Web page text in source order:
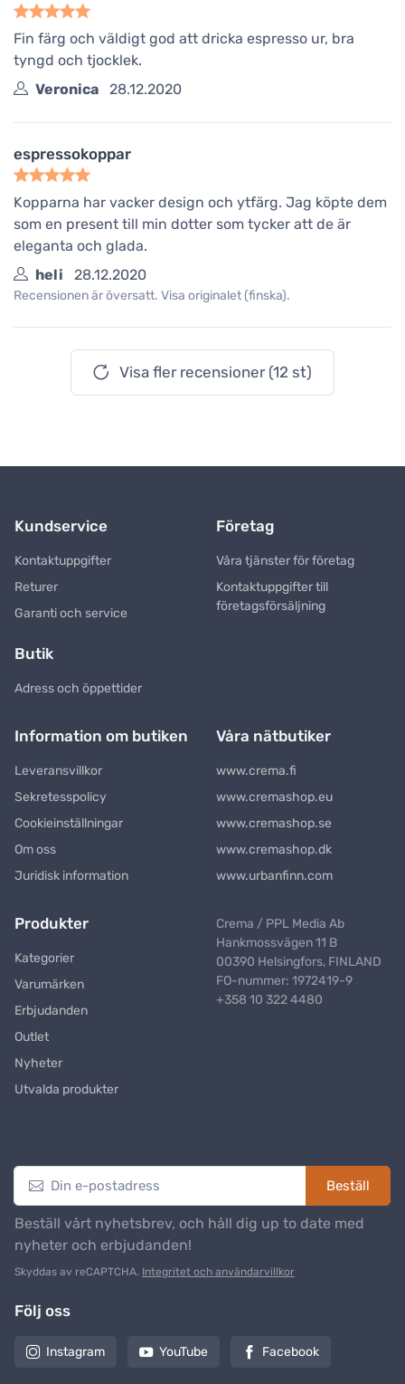
Fin färg och väldigt god att dricka espresso ur, bra
tyngd och tjocklek.
Veronica
28.12.2020
espressokoppar
Kopparna har vacker design och ytfärg. Jag köpte dem
som en present till min dotter som tycker att de är
eleganta och glada.
heli
28.12.2020
Recensionen är översatt. Visa originalet (finska).
Visa fler recensioner (12 st)
Kundservice
Kontaktuppgifter
Returer
Garanti och service
Företag
Våra tjänster för företag
Kontaktuppgifter till
företagsförsäljning
Butik
Adress och öppettider
Information om butiken
Leveransvillkor
Sekretesspolicy
Cookieinställningar
Om oss
Juridisk information
Våra nätbutiker
www.crema.fi
www.cremashop.eu
www.cremashop.se
www.cremashop.dk
www.urbanfinn.com
Produkter
Kategorier
Varumärken
Erbjudanden
Outlet
Nyheter
Utvalda produkter
Crema / PPL Media Ab
Hankmossvägen 11 B
00390 Helsingfors, FINLAND
FO-nummer: 1972419-9
+358 10 322 4480
Beställ
Beställ vårt nyhetsbrev, och håll dig up to date med
nyheter och erbjudanden!
Skyddas av reCAPTCHA. Integritet och användarvillkor
Följ oss
Instagram YouTube Facebook